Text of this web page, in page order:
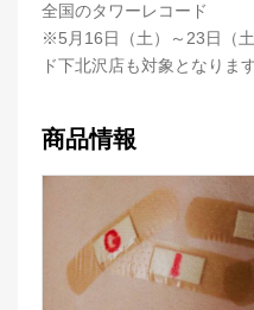
全国のタワーレコード
※5月16日（土）～23日（
ド下北沢店も対象となります
商品情報